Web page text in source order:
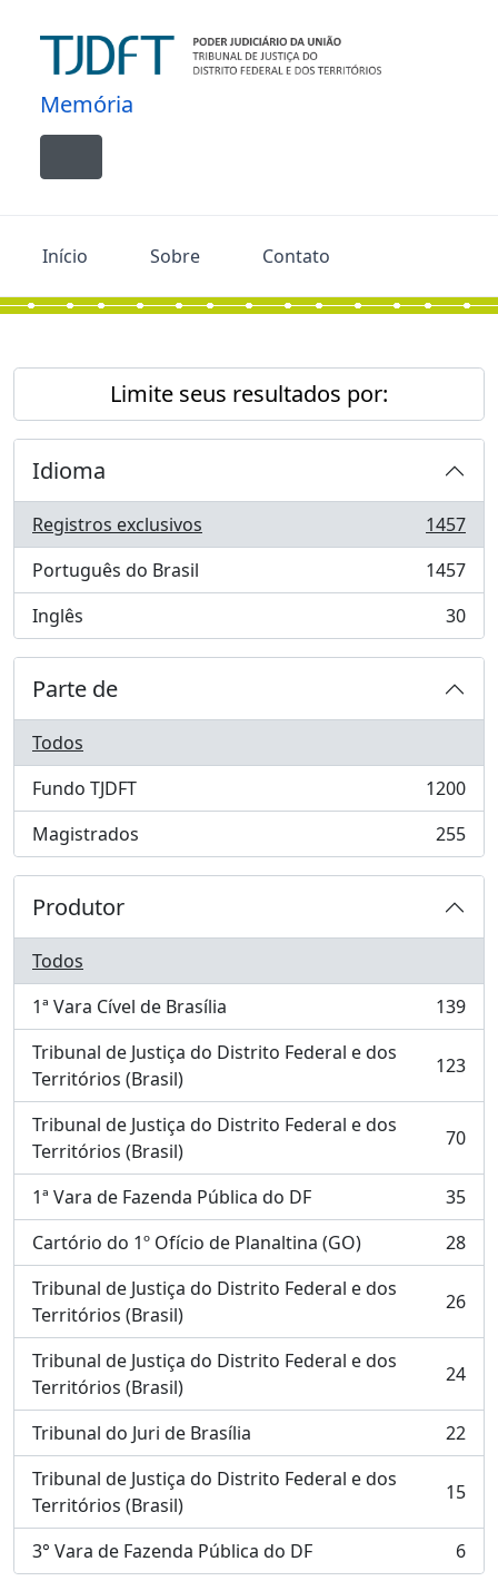
Memória
Toggle navigation
Início Sobre Contato
Limite seus resultados por:
Idioma
Registros exclusivos
, 1457 resultados
1457
Português do Brasil
, 1457 resultados
1457
Inglês
, 30 resultados 30
Parte de
Todos
Fundo TJDFT
, 1200 resultados
1200
Magistrados
, 255 resultados 255
Produtor
Todos
1ª Vara Cível de Brasília
, 139 resultados
139
Tribunal de Justiça do Distrito Federal e dos
Territórios (Brasil)
, 123 resultados 123
Tribunal de Justiça do Distrito Federal e dos
Territórios (Brasil)
, 70 resultados 70
1ª Vara de Fazenda Pública do DF
, 35 resultados
35
Cartório do 1º Ofício de Planaltina (GO)
, 28 resultados
28
Tribunal de Justiça do Distrito Federal e dos
Territórios (Brasil)
, 26 resultados 26
Tribunal de Justiça do Distrito Federal e dos
Territórios (Brasil)
, 24 resultados 24
Tribunal do Juri de Brasília
, 22 resultados
22
Tribunal de Justiça do Distrito Federal e dos
Territórios (Brasil)
, 15 resultados 15
3° Vara de Fazenda Pública do DF
, 6 resultados 6